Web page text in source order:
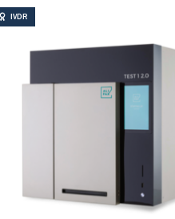
IVDR